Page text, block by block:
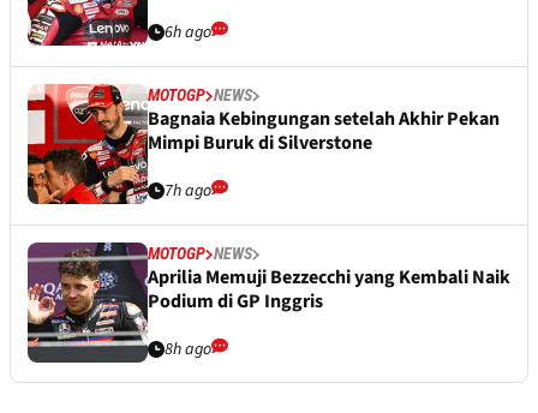
6h ago
MOTOGP NEWS
Bagnaia Kebingungan setelah Akhir Pekan
Mimpi Buruk di Silverstone
7h ago
MOTOGP NEWS
Aprilia Memuji Bezzecchi yang Kembali Naik
Podium di GP Inggris
8h ago